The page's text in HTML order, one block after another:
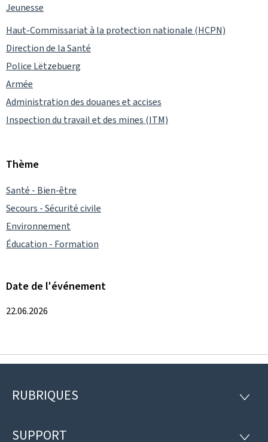
Jeunesse
Haut-Commissariat à la protection nationale (HCPN)
Direction de la Santé
Police Lëtzebuerg
Armée
Administration des douanes et accises
Inspection du travail et des mines (ITM)
Thème
Santé - Bien-être
Secours - Sécurité civile
Environnement
Éducation - Formation
Date de l'événement
22.06.2026
Pied
RUBRIQUES
SUPPORT